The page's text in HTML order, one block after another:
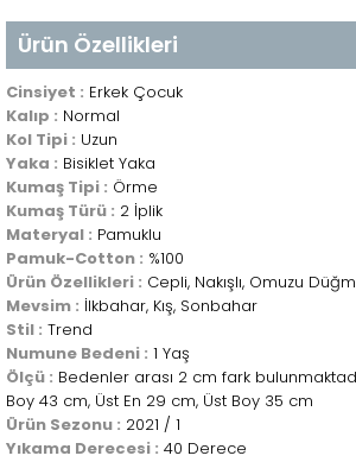
Ürün Özellikleri
Cinsiyet : Erkek Çocuk
Kalıp : Normal
Kol Tipi : Uzun
Yaka : Bisiklet Yaka
Kumaş Tipi : Örme
Kumaş Türü : 2 İplik
Materyal : Pamuklu
Pamuk-Cotton : %100
Ürün Özellikleri : Cepli, Nakışlı, Omuzu
Mevsim : İlkbahar, Kış, Sonbahar
Stil : Trend
Numune Bedeni : 1 Yaş
Ölçü : Bedenler arası 2 cm fark
Boy 43 cm, Üst En 29 cm, Üst Boy 35 cm
Ürün Sezonu : 2021 / 1
Yıkama Derecesi : 40 Derece